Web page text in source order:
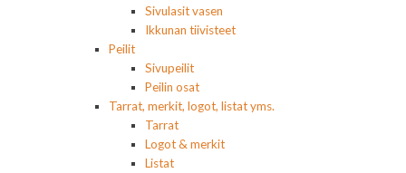
Sivulasit vasen
Ikkunan tiivisteet
Peilit
Sivupeilit
Peilin osat
Tarrat, merkit, logot, listat yms.
Tarrat
Logot & merkit
Listat